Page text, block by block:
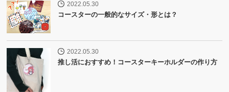
2022.05.30
コースターの一般的なサイズ・形とは？
2022.05.30
推し活におすすめ！コースターキーホルダーの作り方